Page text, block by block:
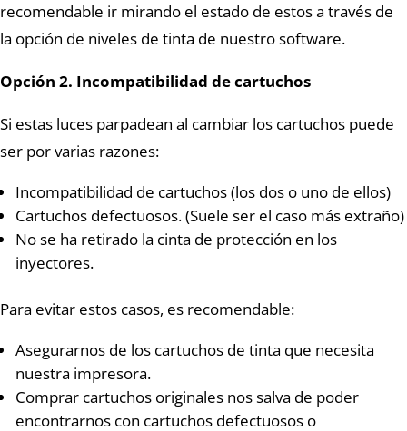
recomendable ir mirando el estado de estos a través de
la opción de niveles de tinta de nuestro software.
Opción 2. Incompatibilidad de cartuchos
Si estas luces parpadean al cambiar los cartuchos puede
ser por varias razones:
Incompatibilidad de cartuchos (los dos o uno de ellos)
Cartuchos defectuosos. (Suele ser el caso más extraño)
No se ha retirado la cinta de protección en los
inyectores.
Para evitar estos casos, es recomendable:
Asegurarnos de los cartuchos de tinta que necesita
nuestra impresora.
Comprar cartuchos originales nos salva de poder
encontrarnos con cartuchos defectuosos o